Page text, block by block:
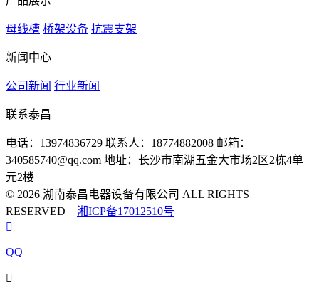
母线槽 桥架设备 抗震支架
新闻中心
公司新闻 行业新闻
联系泰昌
电话：13974836729 联系人：18774882008 邮箱：
340585740@qq.com 地址：长沙市南湖五金大市场2区2栋4单
元2楼
© 2026 湖南泰昌电器设备有限公司 ALL RIGHTS
RESERVED 湘ICP备17012510号

QQ
